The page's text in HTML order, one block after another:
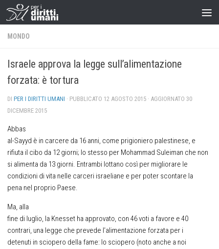
MONDO
Israele approva la legge sull’alimentazione
forzata: è tortura
DI PER I DIRITTI UMANI · PUBBLICATO 12 AGOSTO 2015 · AGGIORNATO 30
DICEMBRE 2015
Abbas
al-Sayyd è in carcere da 16 anni, come prigioniero palestinese, e
rifiuta il cibo da 12 giorni; lo stesso per Mohammad Suleiman che non
si alimenta da 13 giorni. Entrambi lottano così per migliorare le
condizioni di vita nelle carceri israeliane e per poter scontare la
pena nel proprio Paese.
Ma, alla
fine di luglio, la Knesset ha approvato, con 46 voti a favore e 40
contrari, una legge che prevede l’alimentazione forzata per i
detenuti in sciopero della fame: lo sciopero (noto anche a noi